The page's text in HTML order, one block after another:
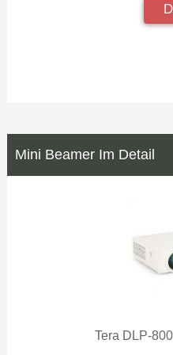
Mini Beamer Im Detail
Tera DLP-